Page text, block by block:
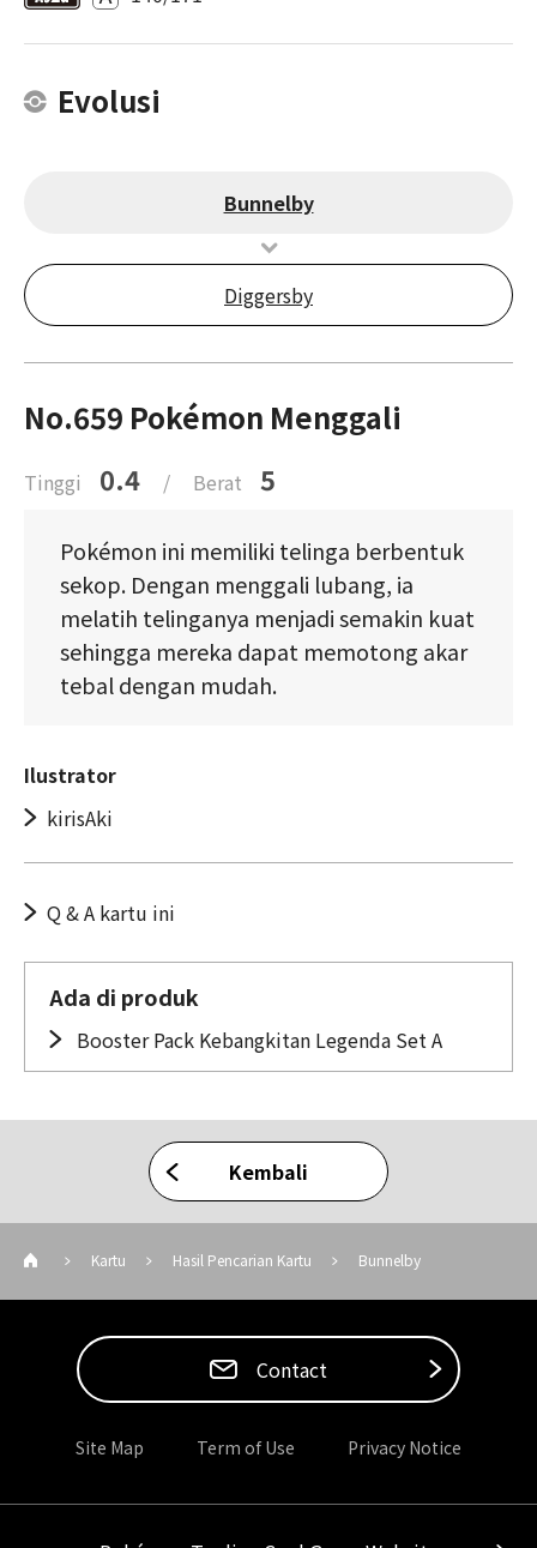
Evolusi
Bunnelby
Diggersby
No.659 Pokémon Menggali
Tinggi 0.4 / Berat 5
Pokémon ini memiliki telinga berbentuk
sekop. Dengan menggali lubang, ia
melatih telinganya menjadi semakin kuat
sehingga mereka dapat memotong akar
tebal dengan mudah.
Ilustrator
kirisAki
Q & A kartu ini
Ada di produk
Booster Pack Kebangkitan Legenda Set A
Kembali
Kartu Hasil Pencarian Kartu Bunnelby
Contact
Site Map Term of Use Privacy Notice